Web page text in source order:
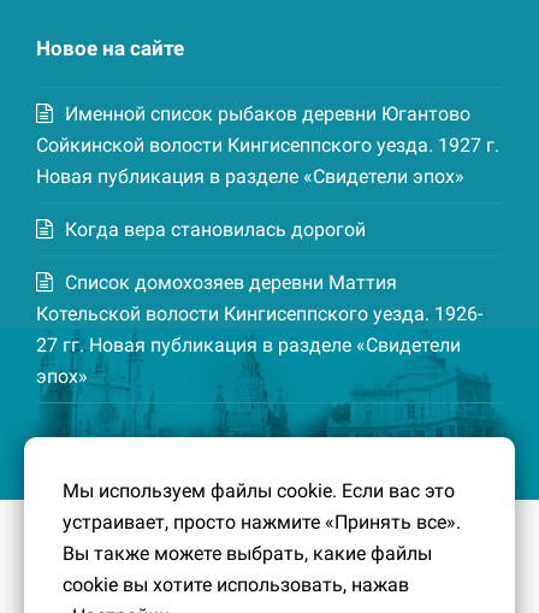
Новое на сайте
Именной список рыбаков деревни Югантово
Сойкинской волости Кингисеппского уезда. 1927 г.
Новая публикация в разделе «Свидетели эпох»
Когда вера становилась дорогой
Список домохозяев деревни Маттия
Котельской волости Кингисеппского уезда. 1926-
27 гг. Новая публикация в разделе «Свидетели
эпох»
© 2016-2026 Южный берег Финского залива
малой Родины, без которого трудно представить себе
историко-культурный ландшафт Петербурга и
Мы используем файлы cookie. Если вас это
устраивает, просто нажмите «Принять все».
Вы также можете выбрать, какие файлы
cookie вы хотите использовать, нажав